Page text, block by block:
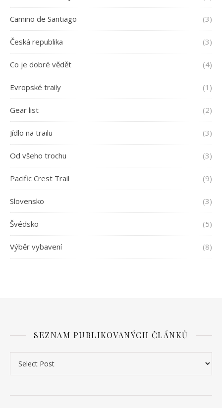
Camino de Santiago (3)
Česká republika (3)
Co je dobré vědět (4)
Evropské traily (1)
Gear list (2)
Jídlo na trailu (3)
Od všeho trochu (3)
Pacific Crest Trail (9)
Slovensko (3)
Švédsko (5)
Výběr vybavení (8)
SEZNAM PUBLIKOVANÝCH ČLÁNKŮ